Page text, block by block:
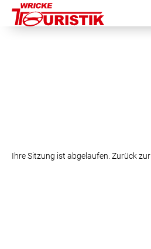
Ihre Sitzung ist abgelaufen. Zurück zur